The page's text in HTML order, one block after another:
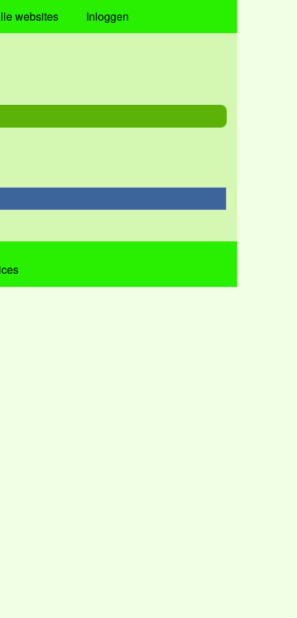
websites Inloggen